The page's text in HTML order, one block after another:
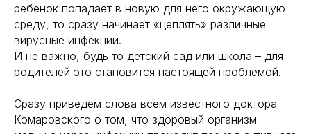
ребенок попадает в новую для него окружающую
среду, то сразу начинает «цеплять» различные
вирусные инфекции.
И не важно, будь то детский сад или школа – для
родителей это становится настоящей проблемой.
Сразу приведём слова всем известного доктора
Комаровского о том, что здоровый организм